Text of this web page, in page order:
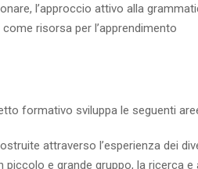
l’approccio attivo alla
risorsa per l’apprendimento
formativo sviluppa le seguenti
attraverso l’esperienza dei
e grande gruppo, la ricerca